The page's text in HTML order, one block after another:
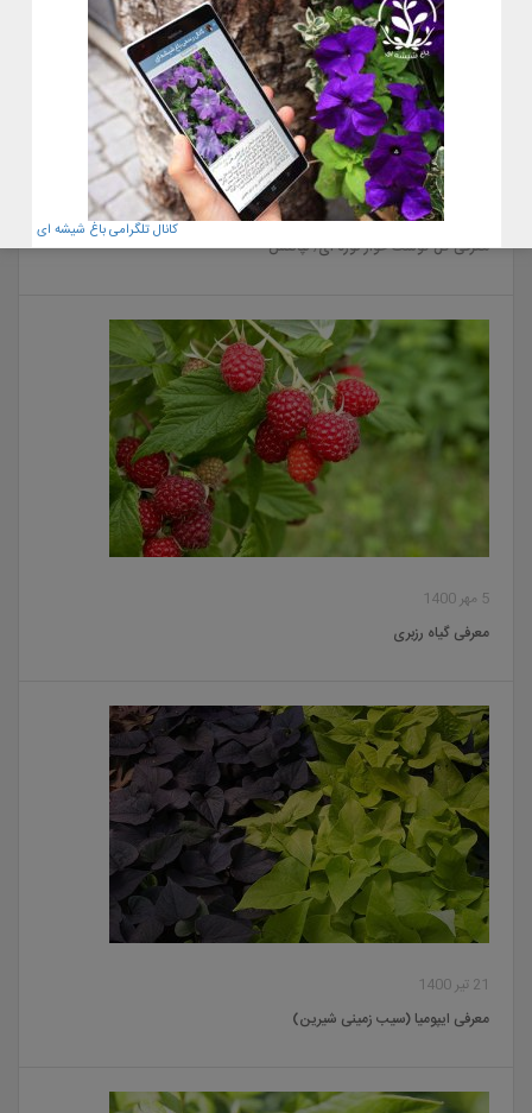
معرفی گل گوشت خوار کوزه ای٫ نپانتس
5 مهر 1400
معرفی گیاه رزبری
21 تیر 1400
معرفی ایپومیا (سیب زمینی شیرین)
کانال تلگرامی باغ شیشه ای